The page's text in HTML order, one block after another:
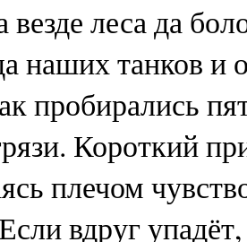
везде леса да
наших танков и
пробирались
Короткий
плечом
вдруг